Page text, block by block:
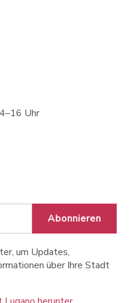
Uhr
Abonnieren
um Updates,
über Ihre Stadt